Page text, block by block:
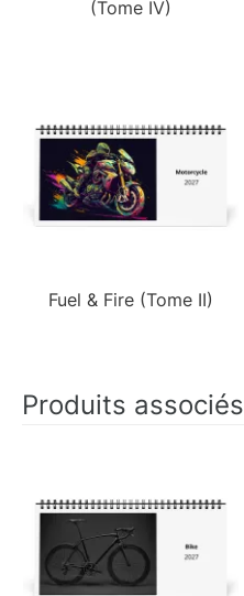
(Tome IV)
Fuel & Fire (Tome II)
Produits associés